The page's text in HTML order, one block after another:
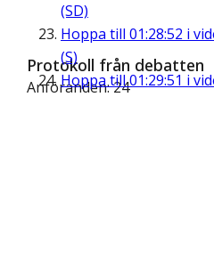
(SD)
Hoppa till 01:28:52 i
(S)
Hoppa till01:29:51 i
Protokoll från debatten
Anföranden: 24